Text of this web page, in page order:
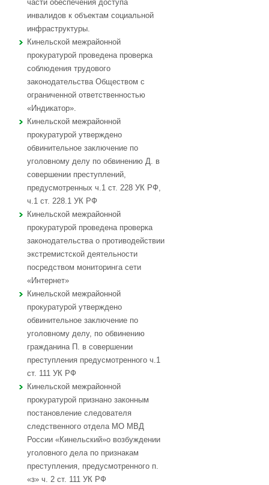
части обеспечения доступа
инвалидов к объектам социальной
инфраструктуры.
Кинельской межрайонной
прокуратурой проведена проверка
соблюдения трудового
законодательства Обществом с
ограниченной ответственностью
«Индикатор».
Кинельской межрайонной
прокуратурой утверждено
обвинительное заключение по
уголовному делу по обвинению Д. в
совершении преступлений,
предусмотренных ч.1 ст. 228 УК РФ,
ч.1 ст. 228.1 УК РФ
Кинельской межрайонной
прокуратурой проведена проверка
законодательства о противодействии
экстремистской деятельности
посредством мониторинга сети
«Интернет»
Кинельской межрайонной
прокуратурой утверждено
обвинительное заключение по
уголовному делу, по обвинению
гражданина П. в совершении
преступления предусмотренного ч.1
ст. 111 УК РФ
Кинельской межрайонной
прокуратурой признано законным
постановление следователя
следственного отдела МО МВД
России «Кинельский»о возбуждении
уголовного дела по признакам
преступления, предусмотренного п.
«з» ч. 2 ст. 111 УК РФ